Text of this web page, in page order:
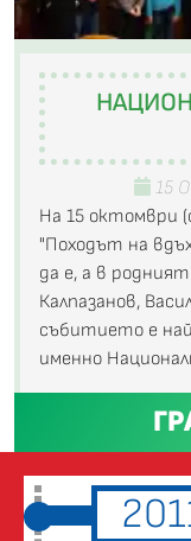
15
На 15 октомври
"Походът на
да е, а в
Калпазанов,
събитието е
именно